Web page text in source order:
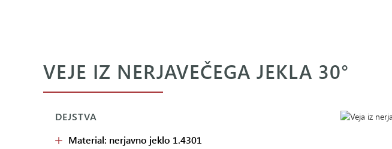
VEJE IZ NERJAVEČEGA JEKLA 30°
DEJSTVA
Material: nerjavno jeklo 1.4301